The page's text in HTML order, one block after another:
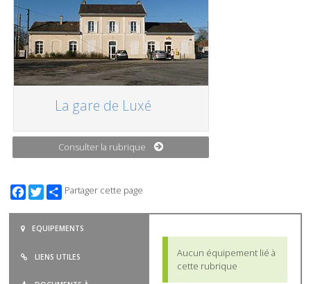
La gare de Luxé
Consulter la rubrique
Facebook
TwitterPartager cette page
EQUIPEMENTS
LIENS UTILES
Aucun équipement lié à
cette rubrique